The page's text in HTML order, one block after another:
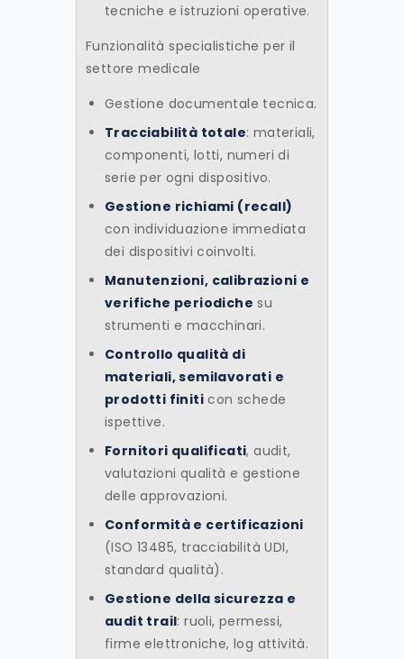
tecniche e istruzioni operative.
Funzionalità specialistiche per il
settore medicale
Gestione documentale tecnica.
Tracciabilità totale: materiali,
componenti, lotti, numeri di
serie per ogni dispositivo.
Gestione richiami (recall)
con individuazione immediata
dei dispositivi coinvolti.
Manutenzioni, calibrazioni e
verifiche periodiche su
strumenti e macchinari.
Controllo qualità di
materiali, semilavorati e
prodotti finiti con schede
ispettive.
Fornitori qualificati, audit,
valutazioni qualità e gestione
delle approvazioni.
Conformità e certificazioni
(ISO 13485, tracciabilità UDI,
standard qualità).
Gestione della sicurezza e
audit trail: ruoli, permessi,
firme elettroniche, log attività.